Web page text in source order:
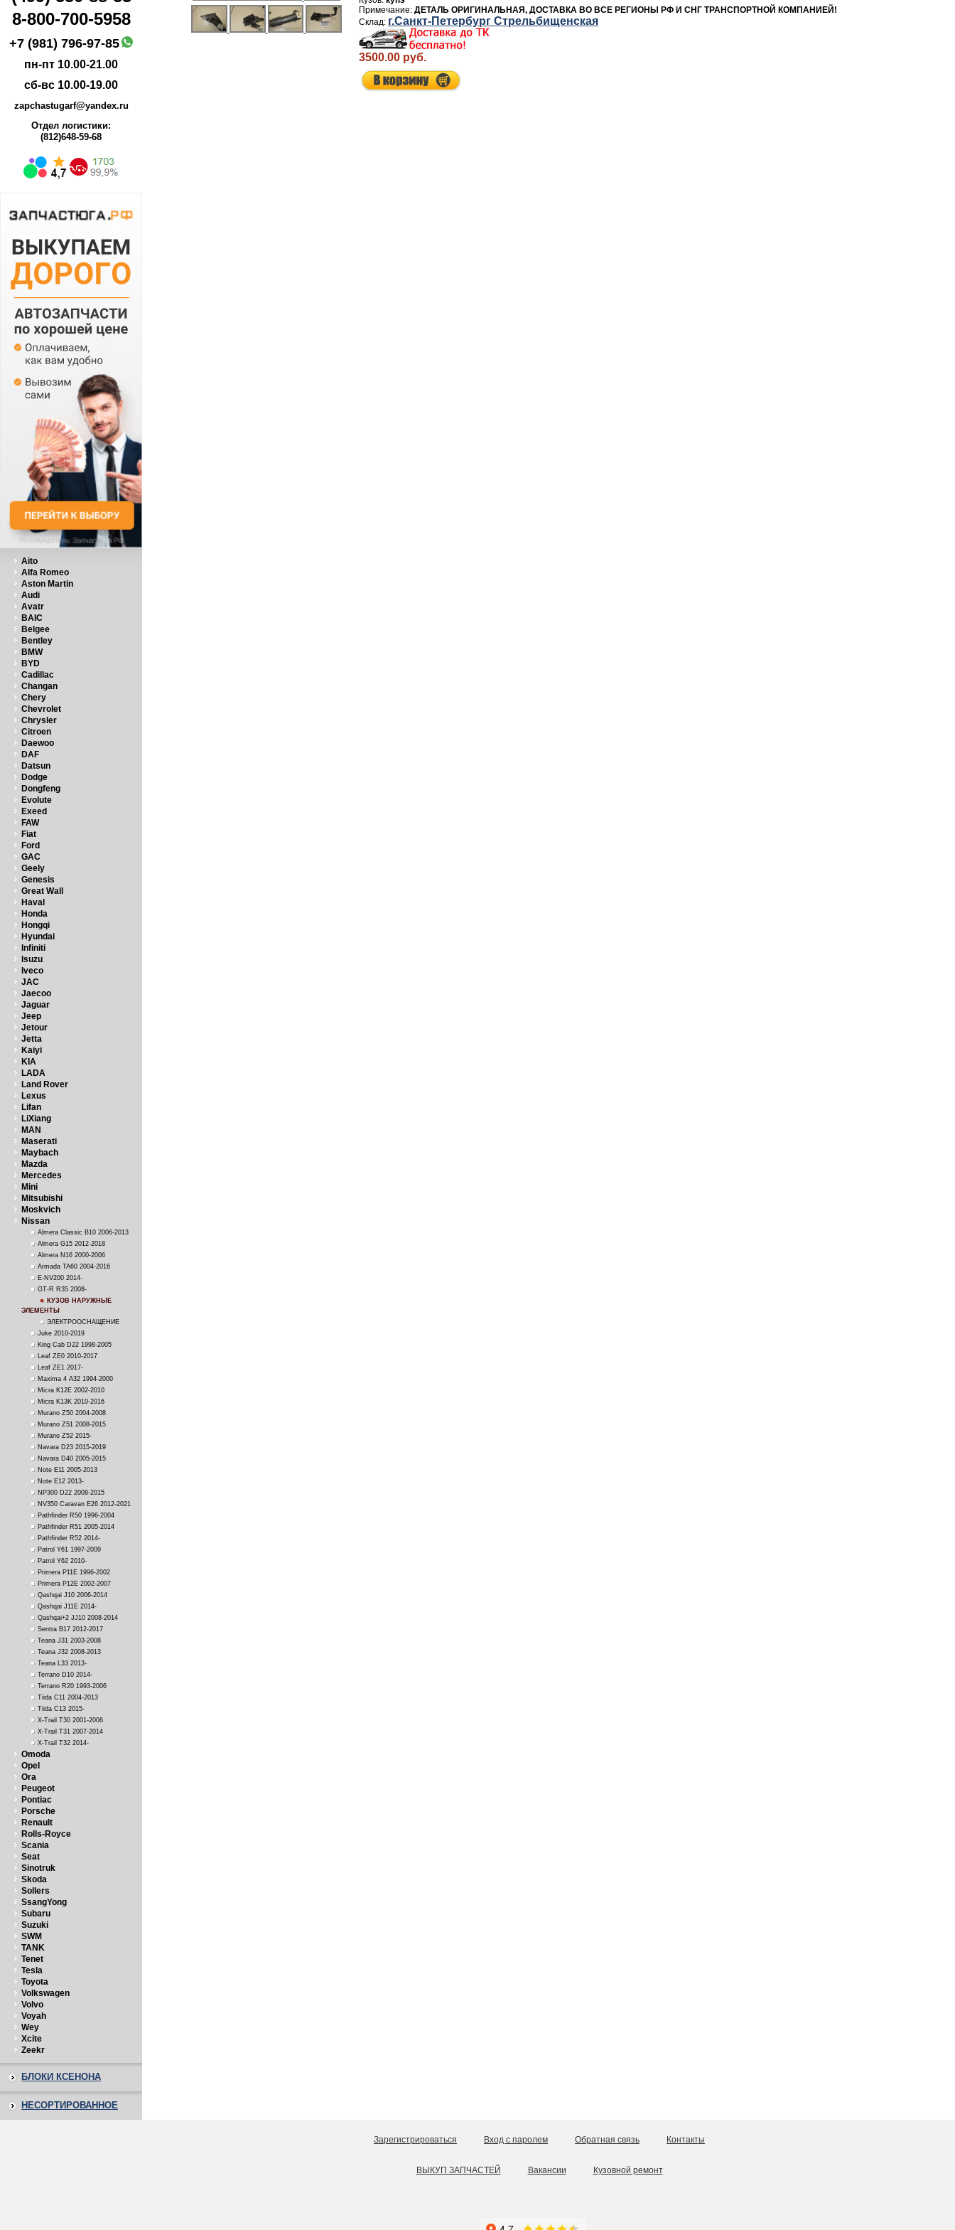
8-800-700-5958
+7 (981) 796-97-85
пн-пт 10.00-21.00
сб-вс 10.00-19.00
zapchastugarf@yandex.ru
Отдел логистики:
(812)648-59-68
Aito
Alfa Romeo
Aston Martin
Audi
Avatr
BAIC
Belgee
Bentley
BMW
BYD
Cadillac
Changan
Chery
Chevrolet
Chrysler
Citroen
Daewoo
DAF
Datsun
Dodge
Dongfeng
Evolute
Exeed
FAW
Fiat
Ford
GAC
Geely
Genesis
Great Wall
Haval
Honda
Hongqi
Hyundai
Infiniti
Isuzu
Iveco
JAC
Jaecoo
Jaguar
Jeep
Jetour
Jetta
Kaiyi
KIA
LADA
Land Rover
Lexus
Lifan
LiXiang
MAN
Maserati
Maybach
Mazda
Mercedes
Mini
Mitsubishi
Moskvich
Nissan
Almera Classic B10 2006-2013
Almera G15 2012-2018
Almera N16 2000-2006
Armada TA60 2004-2016
E-NV200 2014-
GT-R R35 2008-
КУЗОВ НАРУЖНЫЕ
ЭЛЕМЕНТЫ
ЭЛЕКТРООСНАЩЕНИЕ
Juke 2010-2019
King Cab D22 1998-2005
Leaf ZE0 2010-2017
Leaf ZE1 2017-
Maxima 4 A32 1994-2000
Micra K12E 2002-2010
Micra K13K 2010-2016
Murano Z50 2004-2008
Murano Z51 2008-2015
Murano Z52 2015-
Navara D23 2015-2019
Navara D40 2005-2015
Note E11 2005-2013
Note E12 2013-
NP300 D22 2008-2015
NV350 Caravan E26 2012-2021
Pathfinder R50 1996-2004
Pathfinder R51 2005-2014
Pathfinder R52 2014-
Patrol Y61 1997-2009
Patrol Y62 2010-
Primera P11E 1996-2002
Primera P12E 2002-2007
Qashqai J10 2006-2014
Qashqai J11E 2014-
Qashqai+2 JJ10 2008-2014
Sentra B17 2012-2017
Teana J31 2003-2008
Teana J32 2008-2013
Teana L33 2013-
Terrano D10 2014-
Terrano R20 1993-2006
Tiida C11 2004-2013
Tiida C13 2015-
X-Trail T30 2001-2006
X-Trail T31 2007-2014
X-Trail T32 2014-
Omoda
Opel
Ora
Peugeot
Pontiac
Porsche
Renault
Rolls-Royce
Scania
Seat
Sinotruk
Skoda
Sollers
SsangYong
Subaru
Suzuki
SWM
TANK
Tenet
Tesla
Toyota
Volkswagen
Volvo
Voyah
Wey
Xcite
Zeekr
БЛОКИ КСЕНОНА
НЕСОРТИРОВАННОЕ
ДЕТАЛЬ ОРИГИНАЛЬНАЯ, ДОСТАВКА ВО ВСЕ РЕГИОНЫ РФ И СНГ ТРАНСПОРТНОЙ КОМПАНИЕЙ!
г.Санкт-Петербург Стрельбищенская
3500.00 руб.
Зарегистрироваться Вход с паролем Обратная связь Контакты
ВЫКУП ЗАПЧАСТЕЙ Вакансии Кузовной ремонт